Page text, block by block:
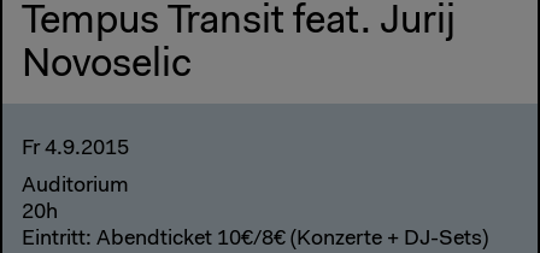
Tempus Transit feat. Jurij
Novoselic
Fr 4.9.2015
Auditorium
20h
Eintritt: Abendticket 10€/8€ (Konzerte + DJ-Sets)